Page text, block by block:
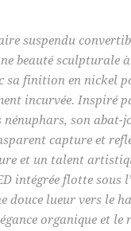
suspendu
beauté sculpturale
sa finition en nickel
incurvée. Inspiré
nénuphars, son abat-
capture et
et un talent
intégrée flotte sous
douce lueur vers le
organique et le